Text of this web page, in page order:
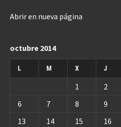
Abrir en nueva página
octubre 2014
L M X J
1 2
6
7 8 9
13
14 15 16